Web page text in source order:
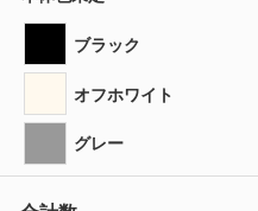
ブラック
オフホワイト
グレー